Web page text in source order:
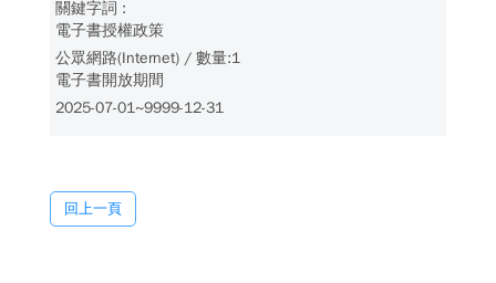
電子書授權政策
公眾網路(Internet) / 數量:1
電子書開放期間
2025-07-01~9999-12-31
回上一頁